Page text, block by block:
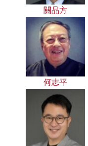
關品方
何志平